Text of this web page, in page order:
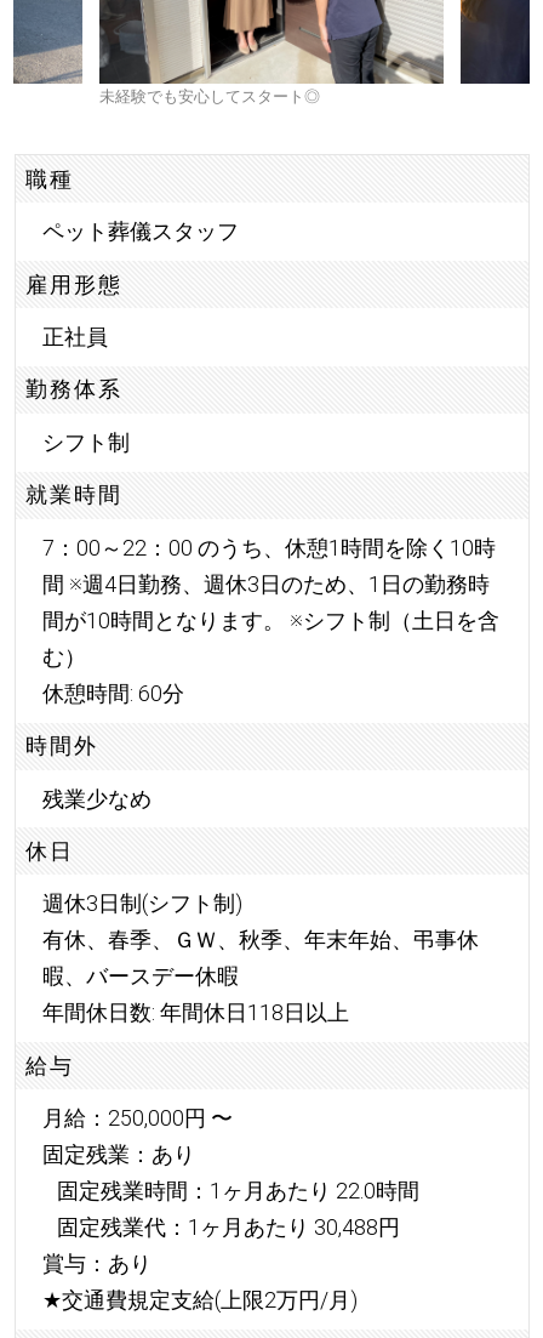
未経験でも安心してスタート◎
職種
ペット葬儀スタッフ
雇用形態
正社員
勤務体系
シフト制
就業時間
7：00～22：00 のうち、休憩1時間を除く10時
間 ※週4日勤務、週休3日のため、1日の勤務時
間が10時間となります。 ※シフト制（土日を含
む）
休憩時間: 60分
時間外
残業少なめ
休日
週休3日制(シフト制)
有休、春季、ＧＷ、秋季、年末年始、弔事休
暇、バースデー休暇
年間休日数: 年間休日118日以上
給与
月給：250,000円 〜
固定残業：あり
固定残業時間：1ヶ月あたり 22.0時間
固定残業代：1ヶ月あたり 30,488円
賞与：あり
★交通費規定支給(上限2万円/月)